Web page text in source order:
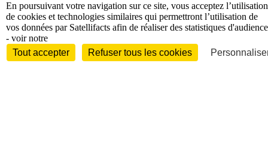
Economie - Marchés
En poursuivant votre navigation sur ce site, vous acceptez l’utilisation
de cookies et technologies similaires qui permettront l’utilisation de
vos données par Satellifacts afin de réaliser des statistiques d'audience
- voir notre
Tout accepter
Refuser tous les cookies